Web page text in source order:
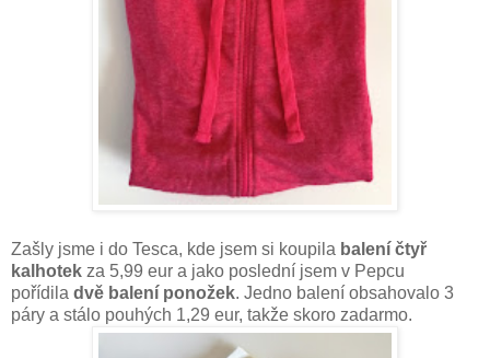
Zašly jsme i do Tesca, kde jsem si koupila balení čtyř
kalhotek za 5,99 eur a jako poslední jsem v Pepcu
pořídila dvě balení ponožek. Jedno balení obsahovalo 3
páry a stálo pouhých 1,29 eur, takže skoro zadarmo.